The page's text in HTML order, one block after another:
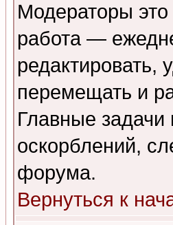
Модераторы это
работа —
редактировать,
перемещать и
Главные
оскорблений,
форума.
Вернуться к